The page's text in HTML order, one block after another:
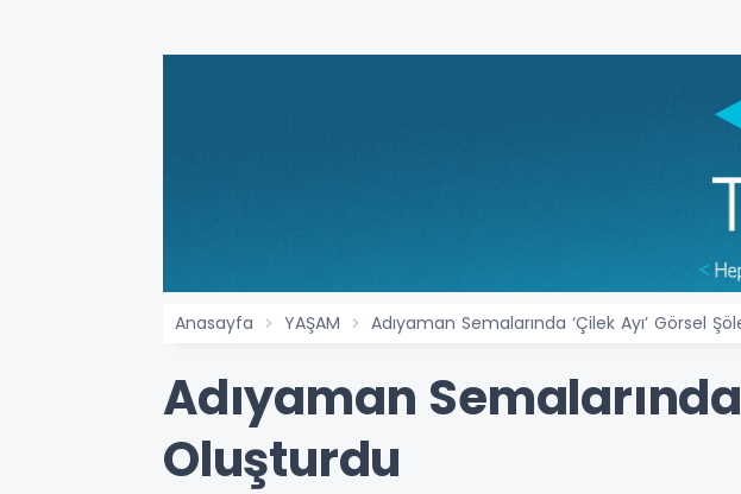
Anasayfa YAŞAM Adıyaman Semalarında ‘Çilek Ayı’ Görsel
Adıyaman
Oluşturdu